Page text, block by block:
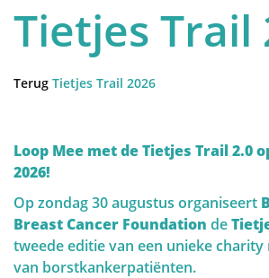
BEHANDELING
QUALITY OF LIFE
Preventie
De moderne geneeskunde begint
preventieve geneeskunde te worden.
preventie. Ondertussen zijn
alsook meerdere risicofactoren
Afhankelijk van beide kan een
screeningsstrategie gekozen
belangrijk om deze risico- en
begrijpen.
recoverystep.arrow left
Tietjes Trail
Terug Tietjes Trail 2026
Loop Mee met de Tietjes Trail 2.0
2026!
Op zondag 30 augustus organiseert
Breast Cancer Foundation de
tweede editie van een unieke
van borstkankerpatiënten.